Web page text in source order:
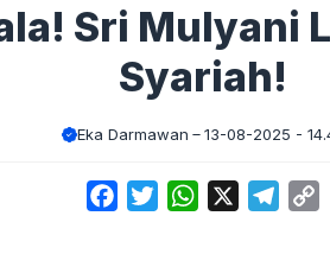
Sri Mulyani
Syariah!
Eka Darmawan 13-08-2025 -
FacebookTwitterWhatsApp